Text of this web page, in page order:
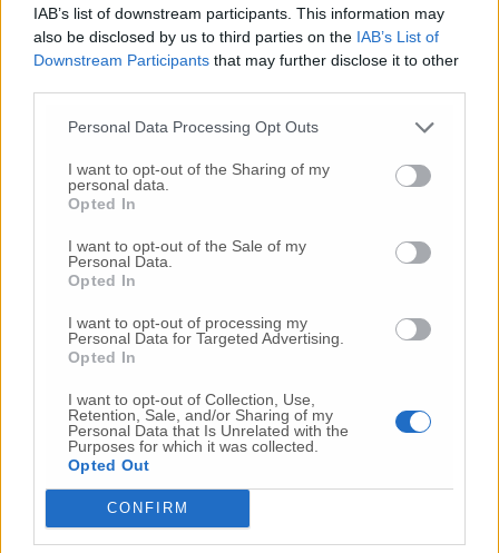
IAB’s list of downstream participants. This information may
also be disclosed by us to third parties on the IAB’s List of
Downstream Participants that may further disclose it to other
Personal Data Processing Opt Outs
I want to opt-out of the Sharing of my
personal data.
Opted In
I want to opt-out of the Sale of my
Personal Data.
Opted In
I want to opt-out of processing my
Personal Data for Targeted Advertising.
Opted In
I want to opt-out of Collection, Use,
Retention, Sale, and/or Sharing of my
Personal Data that Is Unrelated with the
Purposes for which it was collected.
Opted Out
CONFIRM
Commenta
Commenta l'articolo
Gli articoli più letti
-Bimbi costretti a colpirsi da soli
orrore all’asilo, arrestate due educatrici
-Luigia Fortunato,
-Femminicidio a Loreto.Donna uccisa a
coltellate.Fermato il compagno: “L’ho ammazzata”
-Scontro tra auto e moto a Numana:
gravissimo un centauroin eliambulanza a Torrette
24 Lug-Maltrattamenti all’asilo, parla il sindaco:
«Notifica arrivata in mattinata,
sono andati lì»